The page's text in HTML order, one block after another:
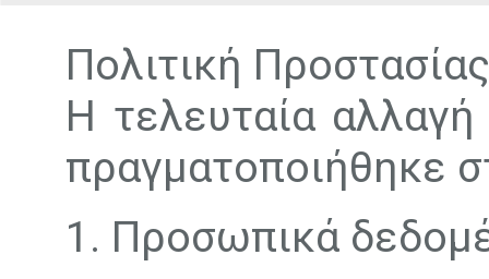
Πολιτική Προστασίας
Η τελευταία
πραγματοποιήθηκε
1. Προσωπικά